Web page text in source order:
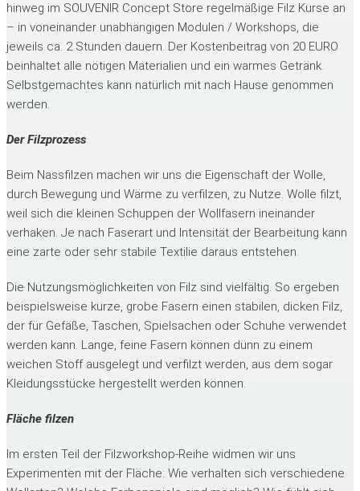
hinweg im SOUVENIR Concept Store regelmäßige Filz Kurse an
– in voneinander unabhängigen Modulen / Workshops, die
jeweils ca. 2 Stunden dauern. Der Kostenbeitrag von 20 EURO
beinhaltet alle nötigen Materialien und ein warmes Getränk.
Selbstgemachtes kann natürlich mit nach Hause genommen
werden.
Der Filzprozess
Beim Nassfilzen machen wir uns die Eigenschaft der Wolle,
durch Bewegung und Wärme zu verfilzen, zu Nutze. Wolle filzt,
weil sich die kleinen Schuppen der Wollfasern ineinander
verhaken. Je nach Faserart und Intensität der Bearbeitung kann
eine zarte oder sehr stabile Textilie daraus entstehen.
Die Nutzungsmöglichkeiten von Filz sind vielfältig. So ergeben
beispielsweise kurze, grobe Fasern einen stabilen, dicken Filz,
der für Gefäße, Taschen, Spielsachen oder Schuhe verwendet
werden kann. Lange, feine Fasern können dünn zu einem
weichen Stoff ausgelegt und verfilzt werden, aus dem sogar
Kleidungsstücke hergestellt werden können.
Fläche filzen
Im ersten Teil der Filzworkshop-Reihe widmen wir uns
Experimenten mit der Fläche: Wie verhalten sich verschiedene